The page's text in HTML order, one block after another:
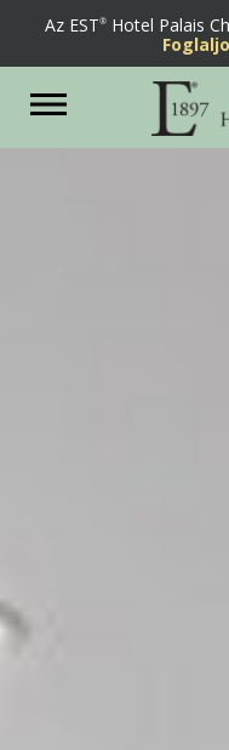
Az EST Hotel Palais
Toggle
navigation